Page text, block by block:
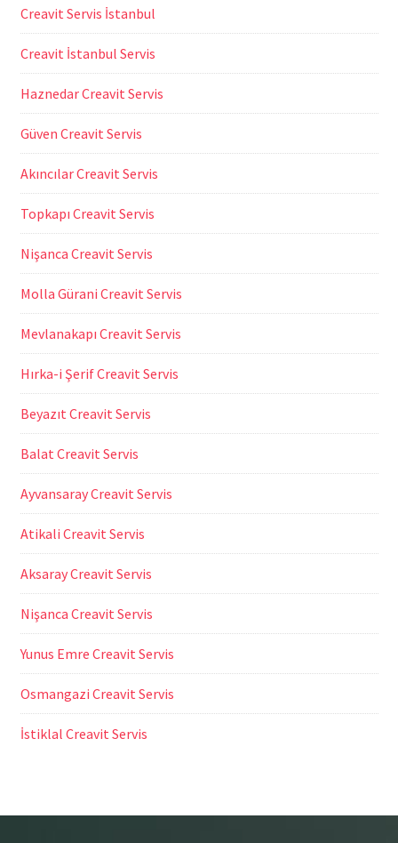
Creavit Servis İstanbul
Creavit İstanbul Servis
Haznedar Creavit Servis
Güven Creavit Servis
Akıncılar Creavit Servis
Topkapı Creavit Servis
Nişanca Creavit Servis
Molla Gürani Creavit Servis
Mevlanakapı Creavit Servis
Hırka-i Şerif Creavit Servis
Beyazıt Creavit Servis
Balat Creavit Servis
Ayvansaray Creavit Servis
Atikali Creavit Servis
Aksaray Creavit Servis
Nişanca Creavit Servis
Yunus Emre Creavit Servis
Osmangazi Creavit Servis
İstiklal Creavit Servis